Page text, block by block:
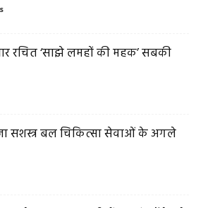
रचित ‘साझे लमहों की महक’ सबकी
सशस्त्र बल चिकित्सा सेवाओं के अगले